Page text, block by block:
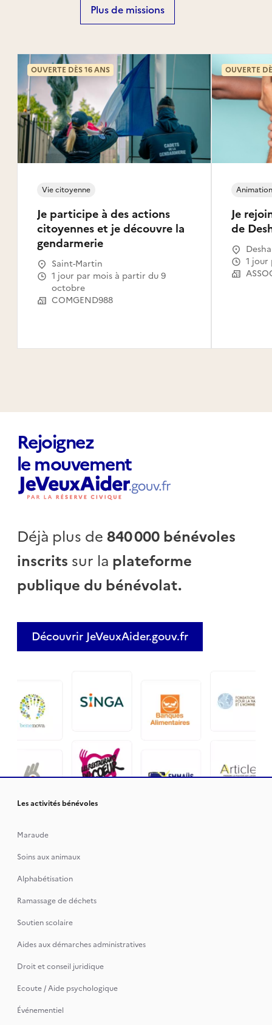
Plus de missions
Je participe à des actions
citoyennes et je découvre la
gendarmerie
Vie citoyenne
Saint-Martin
1 jour par mois à partir du 9
octobre
COMGEND988
OUVERTE DÈS 16 ANS
Je
de
1
OUVERTE
Rejoignez
le mouvement
Déjà plus de840 000 bénévoles
inscrits sur la plateforme
publique du bénévolat.
Découvrir JeVeuxAider.gouv.fr
Les activités bénévoles
Maraude
Soins aux animaux
Alphabétisation
Ramassage de déchets
Soutien scolaire
Aides aux démarches administratives
Droit et conseil juridique
Ecoute / Aide psychologique
Événementiel